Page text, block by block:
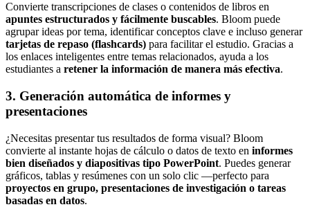
Convierte transcripciones de clases o contenidos de libros en
apuntes estructurados y fácilmente buscables. Bloom puede
agrupar ideas por tema, identificar conceptos clave e incluso generar
tarjetas de repaso (flashcards) para facilitar el estudio. Gracias a
los enlaces inteligentes entre temas relacionados, ayuda a los
estudiantes a retener la información de manera más efectiva.
3. Generación automática de informes y
presentaciones
¿Necesitas presentar tus resultados de forma visual? Bloom
convierte al instante hojas de cálculo o datos de texto en informes
bien diseñados y diapositivas tipo PowerPoint. Puedes generar
gráficos, tablas y resúmenes con un solo clic —perfecto para
proyectos en grupo, presentaciones de investigación o tareas
basadas en datos.